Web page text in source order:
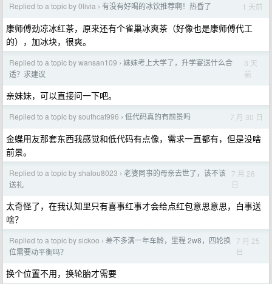
Replied to a topic by 0livia › 有没有好喝的冰饮推荐啊！热昏了 1 天前
康师傅劲凉冰红茶，原来还有个雀巢冰爽茶（好像也是康师傅代工
的），加冰块，很爽。
Replied to a topic by wansan109 › 妹妹考上大学了，升学宴送什么合
适？求建议
3 天
前
亲妹妹，可以直接问一下吧。
Replied to a topic by southcat996 › 低代码真的有前景吗 7 月 30 日
金蝶用友那套东西我感觉和低代码有点像，需求一直都有，但是没啥
前景。
Replied to a topic by shalou8023 › 老婆同事的母亲去世了，该不该
送礼
7 月 28
日
太奇怪了，在我认知里只有喜事红事才会给点红包意思意思，白事送
啥？
Replied to a topic by sickoo › 差不多满一年车龄，里程 2w8，四轮换
位需要动平衡吗？
7 月 25
日
换个位置不用，换轮胎才需要